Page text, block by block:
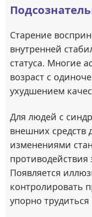
Старение
внутренней
статуса. Многие
возраст с
ухудшением
Для людей с
внешних средств
изменениями
Появляется
контролировать
упорно